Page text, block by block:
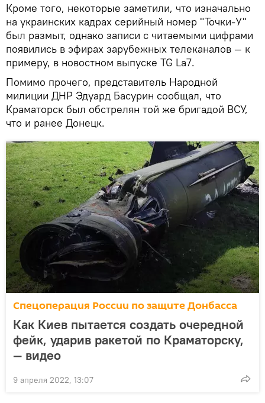
Кроме того, некоторые заметили, что изначально
на украинских кадрах серийный номер "Точки-У"
был размыт, однако записи с читаемыми цифрами
появились в эфирах зарубежных телеканалов — к
примеру, в новостном выпуске TG La7.
Помимо прочего, представитель Народной
милиции ДНР Эдуард Басурин сообщал, что
Краматорск был обстрелян той же бригадой ВСУ,
что и ранее Донецк.
Спецоперация России по защите Донбасса
Как Киев пытается создать очередной
фейк, ударив ракетой по Краматорску,
— видео
9 апреля 2022, 13:07